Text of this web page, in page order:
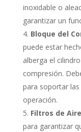
inoxidable o
garantizar un
Bloque del
puede estar
alberga el
compresión.
para soportar
operación.
Filtros de Aire
para garantizar